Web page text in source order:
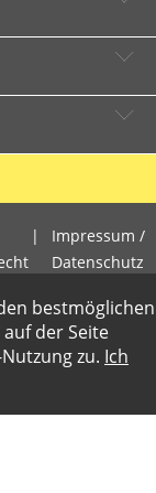
bestmöglichen
der Seite
zu. Ich
Angriffe
|
Impressum /
Datenschutz
die Anzeige der
zzgl.Service- und